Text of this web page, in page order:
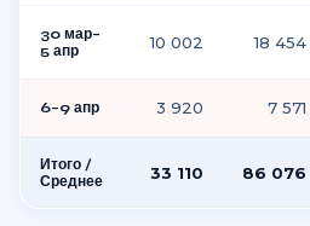
30 мар–
5 апр
10 002 18 454
6–9 апр 3 920 7 571
Итого /
Среднее
33 110 86 076